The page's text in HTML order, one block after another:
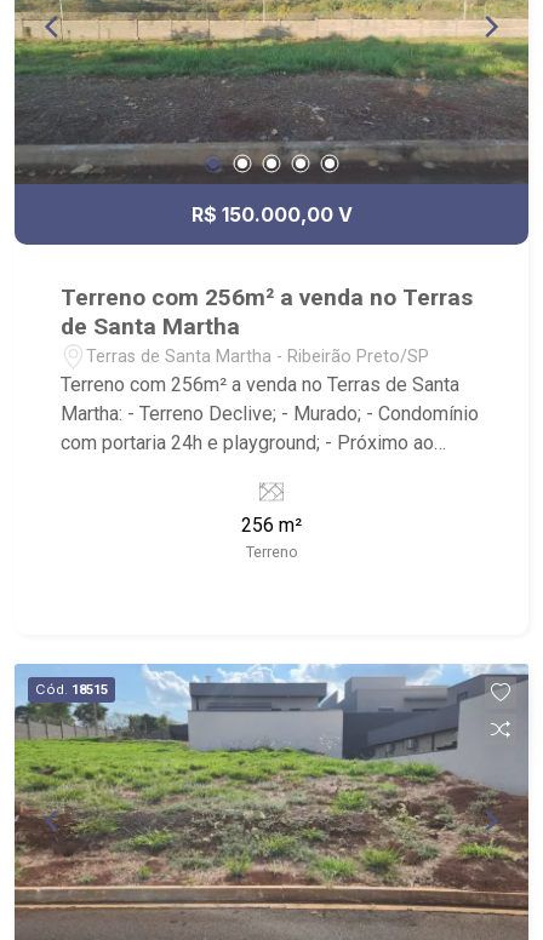
R$ 150.000,00 V
Terreno com 256m² a venda no Terras
de Santa Martha
Terras de Santa Martha - Ribeirão Preto/SP
Terreno com 256m² a venda no Terras de Santa
Martha: - Terreno Declive; - Murado; - Condomínio
com portaria 24h e playground; - Próximo ao
256 m²
Terreno
Cód. 18515